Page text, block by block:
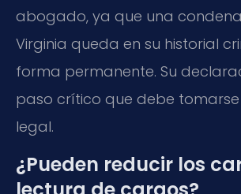
abogado, ya que una
Virginia queda en su historial
forma permanente. Su
paso crítico que debe
legal.
¿Pueden reducir los